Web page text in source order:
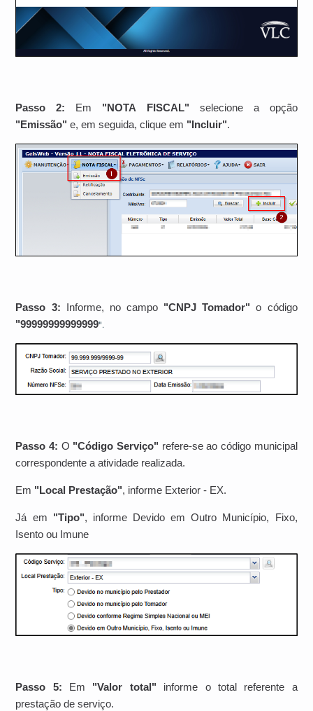
Passo 2: Em "NOTA FISCAL" selecione a opção
"Emissão" e, em seguida, clique em "Incluir".
Passo 3: Informe, no campo "CNPJ Tomador" o código
"99999999999999".
Passo 4: O "Código Serviço" refere-se ao código municipal
correspondente a atividade realizada.
Em "Local Prestação", informe Exterior - EX.
Já em "Tipo", informe Devido em Outro Município, Fixo,
Isento ou Imune
Passo 5: Em "Valor total" informe o total referente a
prestação de serviço.